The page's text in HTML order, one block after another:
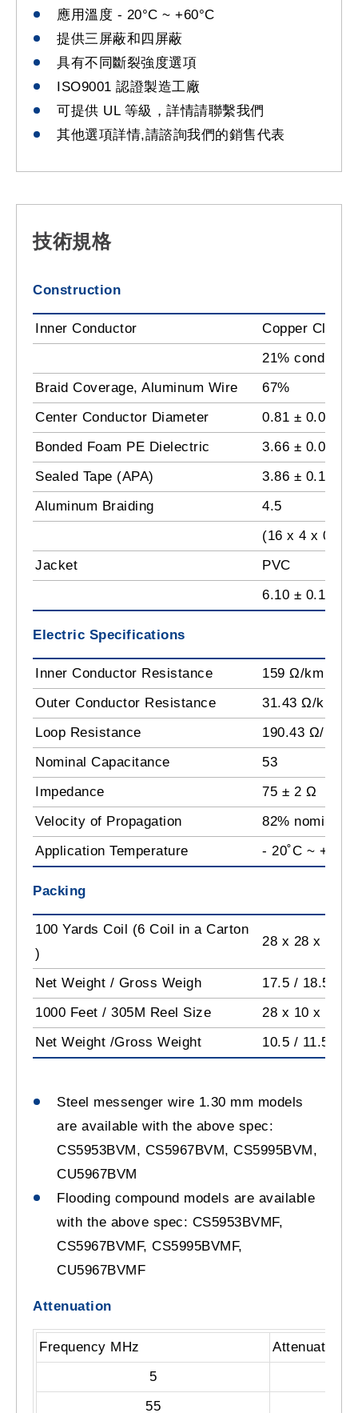
應用溫度 - 20°C ~ +60°C
提供三屏蔽和四屏蔽
具有不同斷裂強度選項
ISO9001 認證製造工廠
可提供 UL 等級，詳情請聯繫我們
其他選項詳情,請諮詢我們的銷售代表
技術規格
Construction
Inner Conductor
Copper Clad
21%
Braid Coverage, Aluminum Wire
67%
Center Conductor Diameter
0.81 ± 0.01
Bonded Foam PE Dielectric
3.66 ± 0.01
Sealed Tape (APA)
3.86 ± 0.10
Aluminum Braiding
4.5
(16 x 4 x 0.16
Jacket
PVC
6.10 ± 0.10
Electric Specifications
Inner Conductor Resistance
159 Ω/km
Outer Conductor Resistance
31.43 Ω/km
Loop Resistance
190.43 Ω/km
Nominal Capacitance
53
Impedance
75 ± 2 Ω
Velocity of Propagation
82% nominal
Application Temperature
- 20˚C ~ +60˚C
Packing
100 Yards Coil (6 Coil in a Carton
)
28 x 28 x 45
Net Weight / Gross Weigh
17.5 / 18.5 Kg
1000 Feet / 305M Reel Size
28 x 10 x 28
Net Weight /Gross Weight
10.5 / 11.5 Kg
Steel messenger wire 1.30 mm models
are available with the above spec:
CS5953BVM, CS5967BVM, CS5995BVM,
CU5967BVM
Flooding compound models are available
with the above spec: CS5953BVMF,
CS5967BVMF, CS5995BVMF,
CU5967BVMF
Attenuation
Frequency MHz
Attenuation
5
55